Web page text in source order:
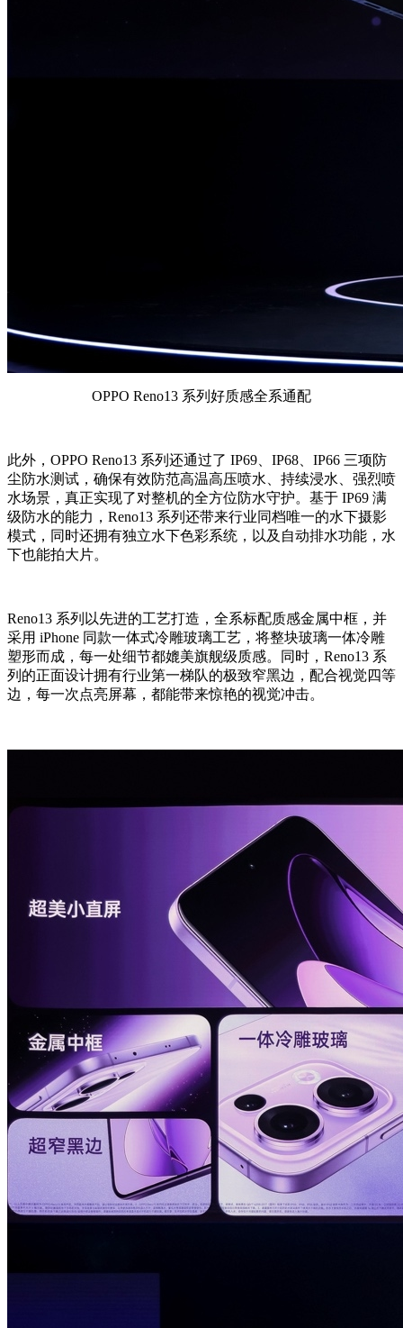
OPPO Reno13 系列好质感全系通配
此外，OPPO Reno13 系列还通过了 IP69、IP68、IP66 三项防
尘防水测试，确保有效防范高温高压喷水、持续浸水、强烈喷
水场景，真正实现了对整机的全方位防水守护。基于 IP69 满
级防水的能力，Reno13 系列还带来行业同档唯一的水下摄影
模式，同时还拥有独立水下色彩系统，以及自动排水功能，水
下也能拍大片。
Reno13 系列以先进的工艺打造，全系标配质感金属中框，并
采用 iPhone 同款一体式冷雕玻璃工艺，将整块玻璃一体冷雕
塑形而成，每一处细节都媲美旗舰级质感。同时，Reno13 系
列的正面设计拥有行业第一梯队的极致窄黑边，配合视觉四等
边，每一次点亮屏幕，都能带来惊艳的视觉冲击。